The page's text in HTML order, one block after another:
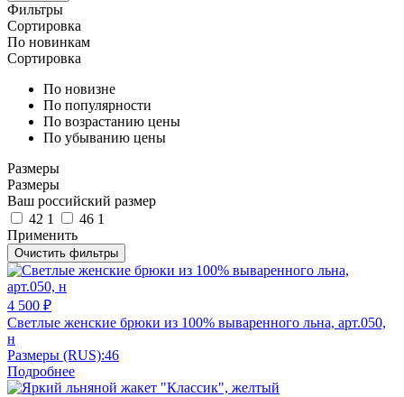
Фильтры
Сортировка
По новинкам
Сортировка
По новизне
По популярности
По возрастанию цены
По убыванию цены
Размеры
Размеры
Ваш российский размер
42 1 46 1
Применить
Очистить фильтры
4 500 ₽
Светлые женские брюки из 100% вываренного льна, арт.050,
н
Размеры (RUS):46
Подробнее